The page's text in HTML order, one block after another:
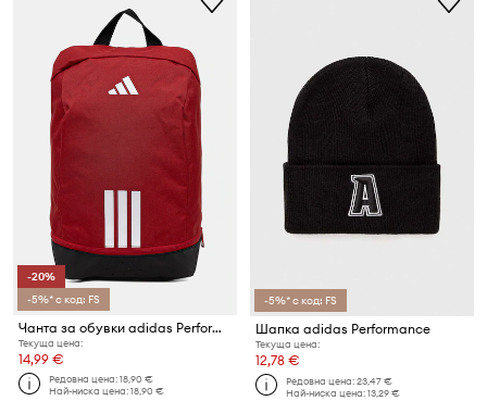
-20%
-5%* с код: FS
Чанта за обувки adidas Performance
Текуща цена:
14,99 €
Редовна цена:18,90 €
Най-ниска цена:18,90 €
-5%* с код: FS
Шапка adidas Performance
Текуща цена:
12,78 €
Редовна цена:23,47 €
Най-ниска цена:13,29 €